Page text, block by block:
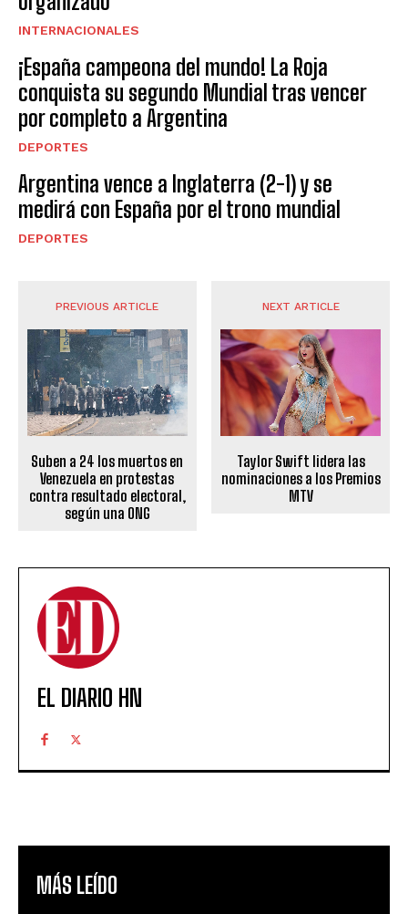
INTERNACIONALES
¡España campeona del mundo! La Roja
conquista su segundo Mundial tras vencer
por completo a Argentina
DEPORTES
Argentina vence a Inglaterra (2-1) y se
medirá con España por el trono mundial
DEPORTES
PREVIOUS ARTICLE
Suben a 24 los muertos en
Venezuela en protestas
contra resultado electoral,
según una ONG
NEXT ARTICLE
Taylor Swift lidera las
nominaciones a los Premios
MTV
EL DIARIO HN
MÁS LEÍDO